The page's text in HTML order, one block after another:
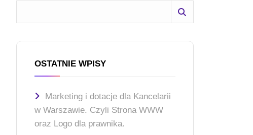
OSTATNIE WPISY
Marketing i dotacje dla Kancelarii
w Warszawie. Czyli Strona WWW
oraz Logo dla prawnika.